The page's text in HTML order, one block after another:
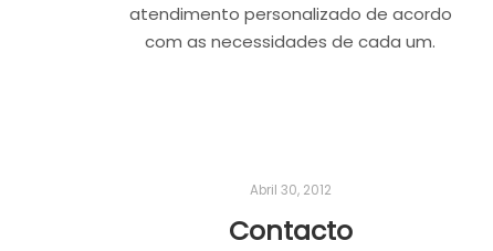
atendimento personalizado de acordo
com as necessidades de cada um.
Abril 30, 2012
Contacto